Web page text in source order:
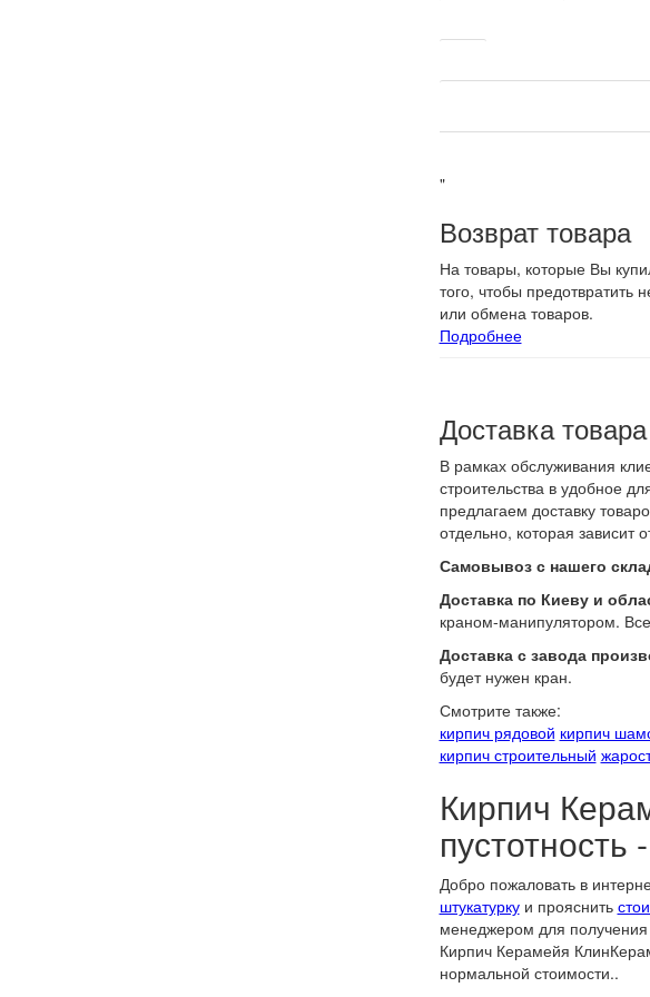
"
Возврат товара
На товары, которые Вы
того, чтобы
или обмена товаров.
Подробнее
Доставка товара
В рамках обслуживания
строительства в удобное
предлагаем доставку
отдельно, которая зависит
Самовывоз с нашего
Доставка по Киеву и
краном-манипулятором.
Доставка с завода
будет нужен кран.
Смотрите также:
кирпич рядовой кирпич
кирпич строительный
Кирпич
Добро пожаловать в
штукатуркуи прояснить
менеджером для
Кирпич Керамейя
нормальной стоимости..